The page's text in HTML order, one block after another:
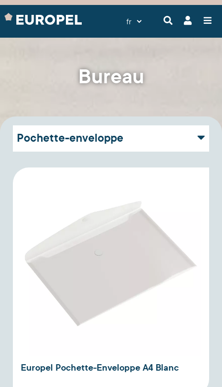
Bureau
Pochette-enveloppe
Europel Pochette-Enveloppe A4 Blanc